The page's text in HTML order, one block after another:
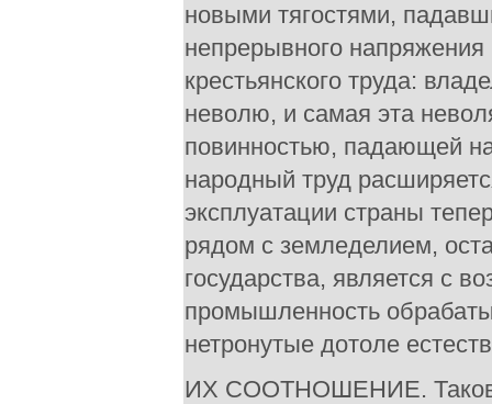
новыми тягостями,
непрерывного напряжения
крестьянского труда:
неволю, и самая эта
повинностью, падающей
народный труд
эксплуатации страны
рядом с земледелием,
государства, является с
промышленность
нетронутые дотоле
ИХ СООТНОШЕНИЕ.